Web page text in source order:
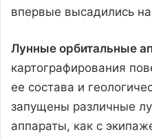
впервые высадились
Лунные орбитальные
картографирования
ее состава и
запущены различные
аппараты, как с